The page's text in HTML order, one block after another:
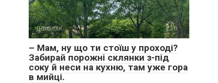
Дозвілля 0
– Мам, ну що ти стоїш у проході?
Забирай порожні склянки з-під
соку й неси на кухню, там уже гора
в мийці.